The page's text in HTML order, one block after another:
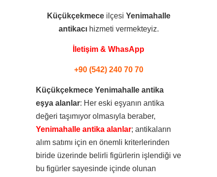
Küçükçekmece ilçesi Yenimahalle
antikacıhizmeti vermekteyiz.
İletişim & WhasApp
+90 (542) 240 70 70
Küçükçekmece Yenimahalle antika
eşya alanlar: Her eski eşyanın antika
değeri taşımıyor olmasıyla beraber,
Yenimahalle antika alanlar; antikaların
alım satımı için en önemli kriterlerinden
biride üzerinde belirli figürlerin işlendiği ve
bu figürler sayesinde içinde olunan